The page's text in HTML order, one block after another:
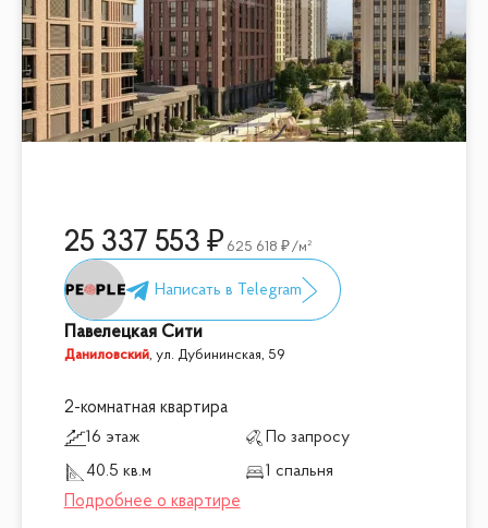
25 337 553 625 618 /м²
Павелецкая Сити
Даниловский, ул. Дубининская, 59
2-комнатная квартира
16 этаж
По запросу
40.5 кв.м
1 спальня